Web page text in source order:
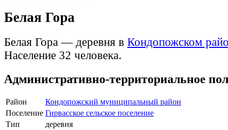
Белая Гора
Белая Гора — деревня в Кондопожском
Население 32 человека.
Административно-территориальное
Район
Кондопожский муниципальный район
Поселение Гирвасское сельское поселение
Тип
деревня